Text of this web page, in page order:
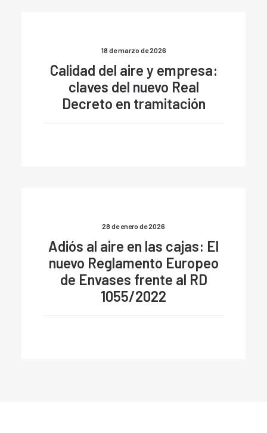
18 de marzo de 2026
Calidad del aire y empresa:
claves del nuevo Real
Decreto en tramitación
28 de enero de 2026
Adiós al aire en las cajas: El
nuevo Reglamento Europeo
de Envases frente al RD
1055/2022